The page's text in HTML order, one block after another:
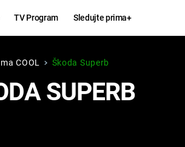
TV Program Sledujte prima+
Zábava
COOL Škoda Superb
SUPERB